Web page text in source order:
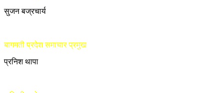
सुजन बज्रचार्य
बागमती प्रदेश समाचार प्रमुख
प्रनिश थापा